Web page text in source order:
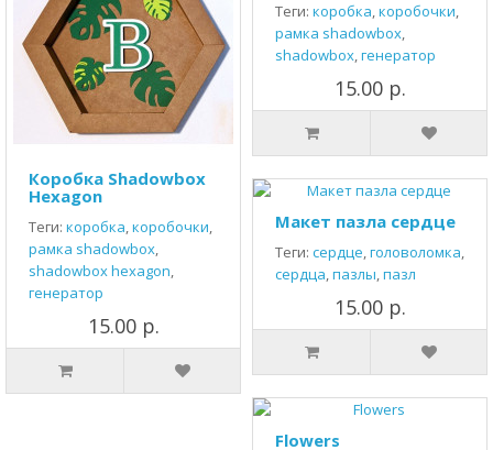
Коробка Shadowbox
Hexagon
Теги: коробка,коробочки,
рамка shadowbox,
shadowbox hexagon,
генератор
15.00 р.
Теги: коробка,коробочки,
рамка shadowbox,
shadowbox,генератор
15.00 р.
Макет пазла сердце
Теги: сердце,головоломка,
сердца,пазлы,пазл
15.00 р.
Flowers